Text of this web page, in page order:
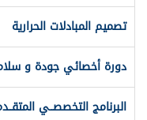
تصميم المبادلات الحرارية
دورة أخصائي جودة و
البرنامج التخصصــي